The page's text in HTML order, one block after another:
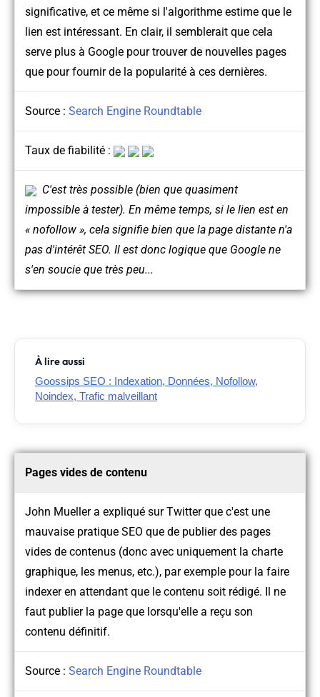
significative, et ce même si l'algorithme estime que le
lien est intéressant. En clair, il semblerait que cela
serve plus à Google pour trouver de nouvelles pages
que pour fournir de la popularité à ces dernières.
Source : Search Engine Roundtable
Taux de fiabilité :
C'est très possible (bien que quasiment
impossible à tester). En même temps, si le lien est en
« nofollow », cela signifie bien que la page distante n'a
pas d'intérêt SEO. Il est donc logique que Google ne
s'en soucie que très peu...
À lire aussi
Goossips SEO : Indexation, Données, Nofollow,
Noindex, Trafic malveillant
Pages vides de contenu
John Mueller a expliqué sur Twitter que c'est une
mauvaise pratique SEO que de publier des pages
vides de contenus (donc avec uniquement la charte
graphique, les menus, etc.), par exemple pour la faire
indexer en attendant que le contenu soit rédigé. Il ne
faut publier la page que lorsqu'elle a reçu son
contenu définitif.
Source : Search Engine Roundtable